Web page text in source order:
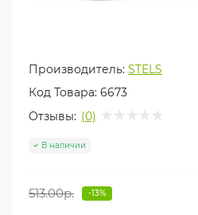
Производитель: STELS
Код Товара: 6673
Отзывы: (0)
В наличии
513.00р. -13%